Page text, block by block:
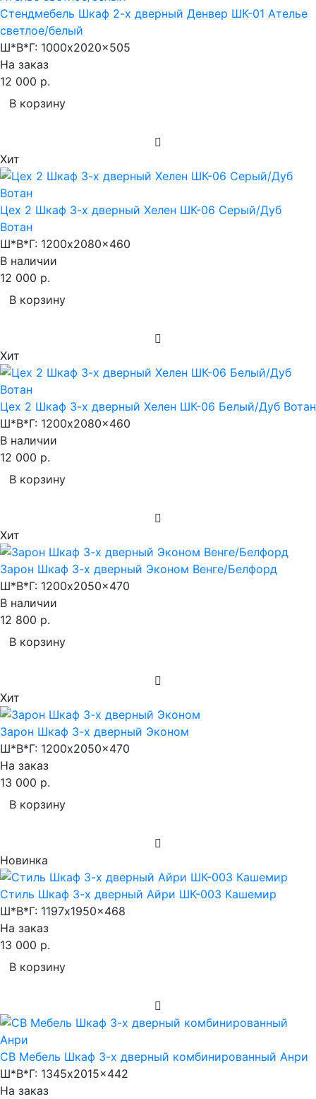
Стендмебель Шкаф 2-х дверный Денвер ШК-01 Ателье
светлое/белый
Ш*В*Г: 1000x2020x505
На заказ
12 000 р.
В корзину
Хит
Цех 2 Шкаф 3-х дверный Хелен ШК-06 Серый/Дуб
Вотан
Ш*В*Г: 1200x2080x460
В наличии
12 000 р.
В корзину
Хит
Цех 2 Шкаф 3-х дверный Хелен ШК-06 Белый/Дуб Вотан
Ш*В*Г: 1200x2080x460
В наличии
12 000 р.
В корзину
Хит
Зарон Шкаф 3-х дверный Эконом Венге/Белфорд
Ш*В*Г: 1200x2050x470
В наличии
12 800 р.
В корзину
Хит
Зарон Шкаф 3-х дверный Эконом
Ш*В*Г: 1200x2050x470
На заказ
13 000 р.
В корзину
Новинка
Стиль Шкаф 3-х дверный Айри ШК-003 Кашемир
Ш*В*Г: 1197x1950x468
На заказ
13 000 р.
В корзину
СВ Мебель Шкаф 3-х дверный комбинированный Анри
Ш*В*Г: 1345x2015x442
На заказ